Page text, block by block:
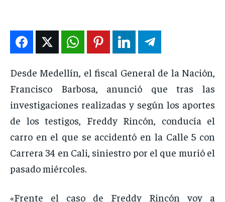
EN VIVO
INSTITUCIONAL
PUATE CON NOSOTROS
EN VIVO
INSTITUCIONAL
PUATE CON NOSOTROS
EN VIVO
INSTITUCIONAL
PUATE CON NOSOTROS
EN VIVO
INSTITUCIONAL
PUATE CON NOSOTROS
Desde Medellín, el fiscal General de la Nación,
Francisco Barbosa, anunció que tras las
investigaciones realizadas y según los aportes
de los testigos, Freddy Rincón, conducía el
carro en el que se accidentó en la Calle 5 con
Carrera 34 en Cali, siniestro por el que murió el
pasado miércoles.
«Frente el caso de Freddy Rincón voy a